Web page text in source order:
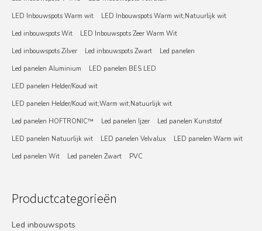
LED Inbouwspots Warm wit
LED Inbouwspots Warm wit;Natuurlijk wit
Led inbouwspots Wit
LED Inbouwspots Zeer Warm Wit
Led inbouwspots Zilver
Led inbouwspots Zwart
Led panelen
Led panelen Aluminium
LED panelen BES LED
LED panelen Helder/Koud wit
LED panelen Helder/Koud wit;Warm wit;Natuurlijk wit
Led panelen HOFTRONIC™
Led panelen Ijzer
Led panelen Kunststof
LED panelen Natuurlijk wit
LED panelen Velvalux
LED panelen Warm wit
Led panelen Wit
Led panelen Zwart PVC
Productcategorieën
Led inbouwspots